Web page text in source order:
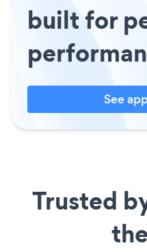
built for
See
Trusted